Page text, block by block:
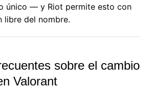
único — y Riot permite esto con
libre del nombre.
sobre el cambio
Valorant